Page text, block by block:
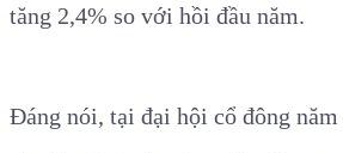
tăng 2,4% so với hồi đầu năm.
Đáng nói, tại đại hội cổ đông